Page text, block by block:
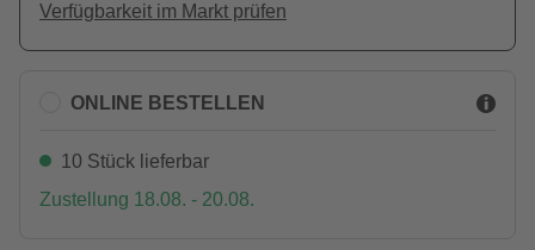
Verfügbarkeit im Markt prüfen
ONLINE BESTELLEN
10 Stück lieferbar
Zustellung 18.08. - 20.08.